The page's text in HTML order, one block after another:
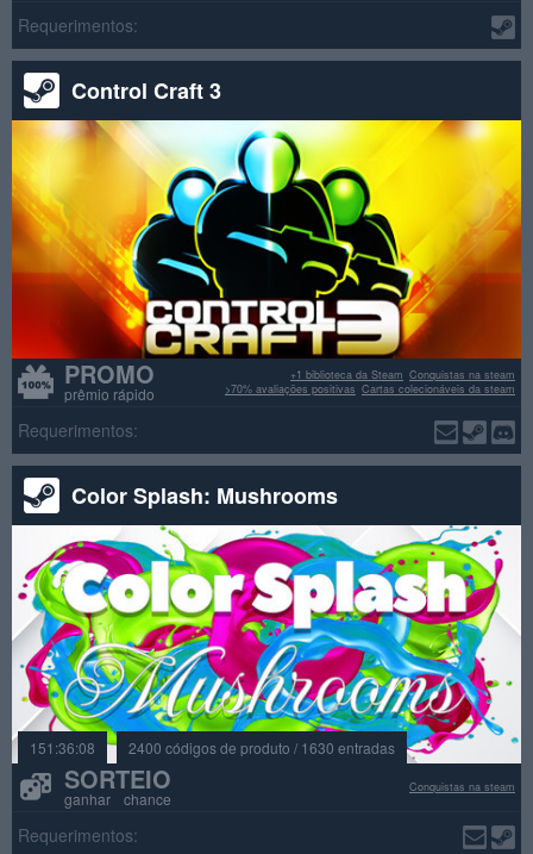
Requerimentos:
Control Craft 3
PROMO
prêmio rápido
Conquistas na steam
+1 biblioteca da Steam
Cartas colecionáveis da steam
>70% avaliações positivas
Requerimentos:
Color Splash: Mushrooms
151:36:08 2400 códigos de produto / 1630 entradas
SORTEIO
ganhar chance
Conquistas na steam
Requerimentos: